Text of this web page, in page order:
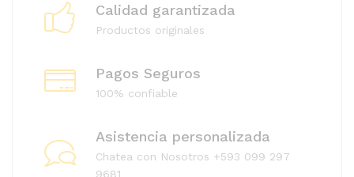
Calidad garantizada
Productos originales
Pagos Seguros
100% confiable
Asistencia personalizada
Chatea con Nosotros +593 099 297
9681